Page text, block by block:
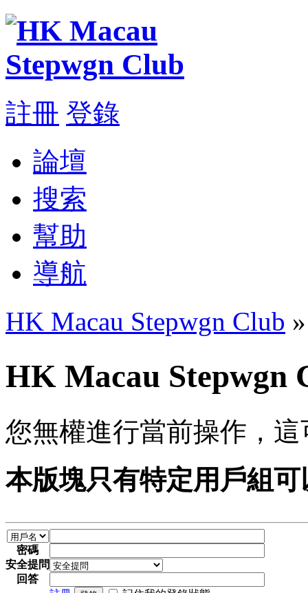
註冊 登錄
論壇
搜索
幫助
導航
HK Macau Stepwgn Club
HK Macau Stepwgn
您無權進行當前操作，
本版塊只有特定用戶組
密碼
安全提問
回答